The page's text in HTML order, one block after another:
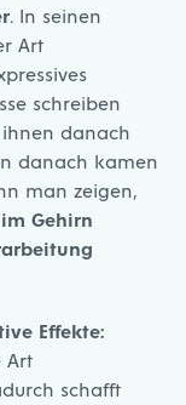
. In seinen
Art
schreiben
ihnen danach
danach kamen
man zeigen,
Gehirn
Effekte:
Art
schafft